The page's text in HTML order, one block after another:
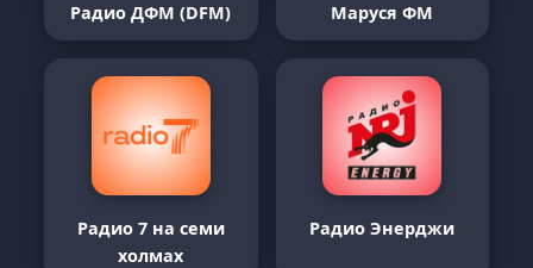
Радио ДФМ (DFM) Маруся ФМ
Радио 7 на семи
холмах
Радио Энерджи